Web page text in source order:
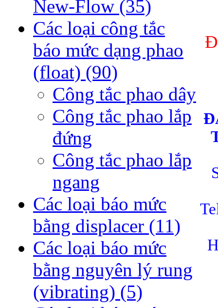
New-Flow (35)
Các loại công tắc
báo mức dạng phao
(float) (90)
Công tắc phao dây
Công tắc phao lắp
đứng
Công tắc phao lắp
ngang
Các loại báo mức
bằng displacer (11)
Các loại báo mức
bằng nguyên lý rung
(vibrating) (5)